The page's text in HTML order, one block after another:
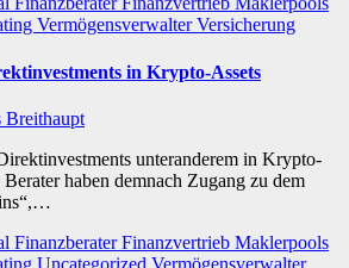
VermögensverwalterVersicherung
in Krypto-Assets
Breithaupt
unteranderem in Krypto-
haben demnach Zugang zu dem
FinanzberaterFinanzvertrieb Maklerpools
Uncategorized Vermögensverwalter